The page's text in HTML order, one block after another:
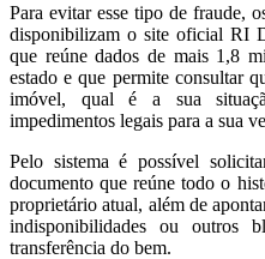
Para evitar esse tipo de fraude,
disponibilizam o site oficial RI
que reúne dados de mais 1,8
estado e que permite consultar
imóvel, qual é a sua
impedimentos legais para a sua
Pelo sistema é possível
documento que reúne todo o
proprietário atual, além de
indisponibilidades ou outros
transferência do bem.